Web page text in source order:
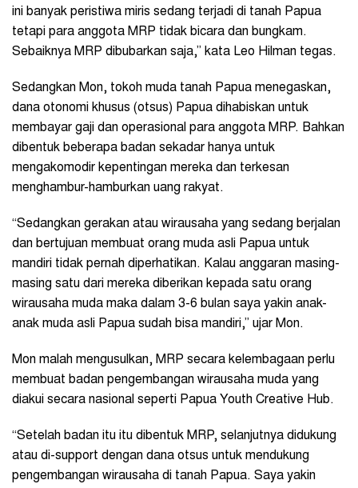
ini banyak peristiwa miris sedang terjadi di tanah Papua
tetapi para anggota MRP tidak bicara dan bungkam.
Sebaiknya MRP dibubarkan saja,” kata Leo Hilman tegas.
Sedangkan Mon, tokoh muda tanah Papua menegaskan,
dana otonomi khusus (otsus) Papua dihabiskan untuk
membayar gaji dan operasional para anggota MRP. Bahkan
dibentuk beberapa badan sekadar hanya untuk
mengakomodir kepentingan mereka dan terkesan
menghambur-hamburkan uang rakyat.
“Sedangkan gerakan atau wirausaha yang sedang berjalan
dan bertujuan membuat orang muda asli Papua untuk
mandiri tidak pernah diperhatikan. Kalau anggaran masing-
masing satu dari mereka diberikan kepada satu orang
wirausaha muda maka dalam 3-6 bulan saya yakin anak-
anak muda asli Papua sudah bisa mandiri,” ujar Mon.
Mon malah mengusulkan, MRP secara kelembagaan perlu
membuat badan pengembangan wirausaha muda yang
diakui secara nasional seperti Papua Youth Creative Hub.
“Setelah badan itu itu dibentuk MRP, selanjutnya didukung
atau di-support dengan dana otsus untuk mendukung
pengembangan wirausaha di tanah Papua. Saya yakin